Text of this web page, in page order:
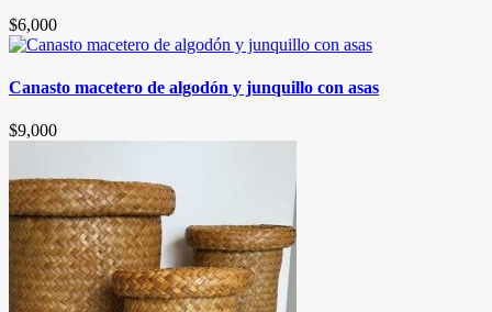
$6,000
Canasto macetero de algodón y junquillo con asas
$9,000